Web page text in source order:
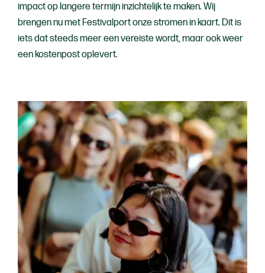
impact op langere termijn inzichtelijk te maken. Wij
brengen nu met Festivalport onze stromen in kaart. Dit is
iets dat steeds meer een vereiste wordt, maar ook weer
een kostenpost oplevert.